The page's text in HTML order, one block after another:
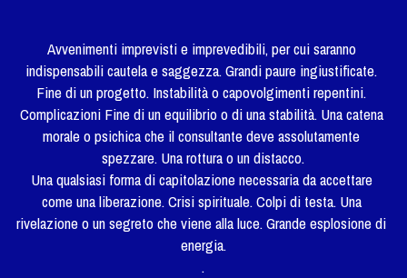
Avvenimenti imprevisti e imprevedibili, per cui saranno
indispensabili cautela e saggezza. Grandi paure ingiustificate.
Fine di un progetto. Instabilità o capovolgimenti repentini.
Complicazioni Fine di un equilibrio o di una stabilità. Una catena
morale o psichica che il consultante deve assolutamente
spezzare. Una rottura o un distacco.
Una qualsiasi forma di capitolazione necessaria da accettare
come una liberazione. Crisi spirituale. Colpi di testa. Una
rivelazione o un segreto che viene alla luce. Grande esplosione di
energia.
.